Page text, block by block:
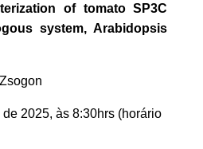
of tomato SP3C
system, Arabidopsis
de 2025, às 8:30hrs (horário